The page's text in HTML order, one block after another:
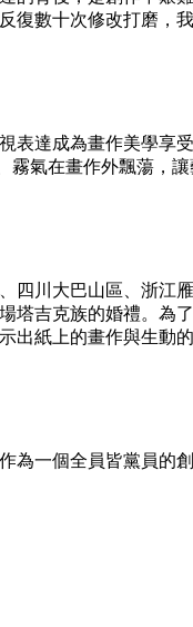
復數十次修改打磨，
表達成為畫作美學享
霧氣在畫作外飄蕩，
四川大巴山區、浙江
塔吉克族的婚禮。為
出紙上的畫作與生動
一個全員皆黨員的